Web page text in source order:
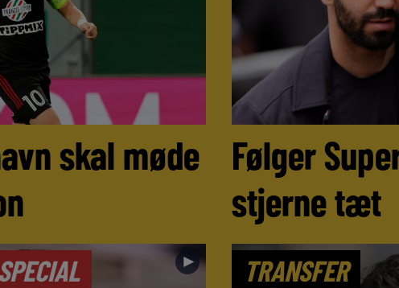
skal møde
Følger
stjerne tæt
► TRANSFER